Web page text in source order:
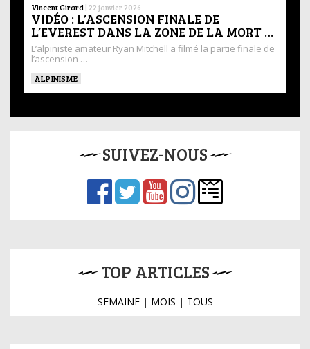
Vincent Girard | 22 janvier 2026
VIDÉO : L’ASCENSION FINALE DE
L’EVEREST DANS LA ZONE DE LA MORT …
L’alpiniste amateur Ryan Mitchell a filmé la partie finale de
l’ascension …
ALPINISME
SUIVEZ-NOUS
TOP ARTICLES
SEMAINE| MOIS | TOUS